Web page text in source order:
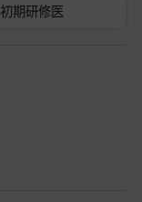
初期研修医